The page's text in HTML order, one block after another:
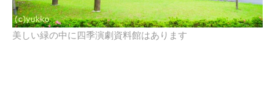
美しい緑の中に四季演劇資料館はあります